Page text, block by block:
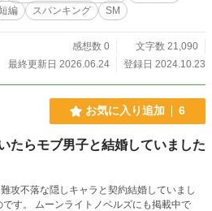
編 スパンキング SM
感想数 0
文字数 21,090
最終更新日 2026.06.24
登録日 2024.10.23
お気に入り追加 6
たらモブ男子と結婚していました
攻不落な隠しキャラと契約結婚していまし